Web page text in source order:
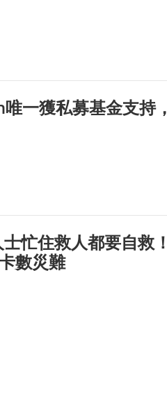
一獲私募基金支持，
忙住救人都要自救！
數災難